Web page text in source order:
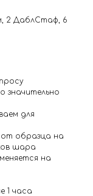
2 ДаблСтаф, 6
значительно
для
образца на
шара
на
1 часа